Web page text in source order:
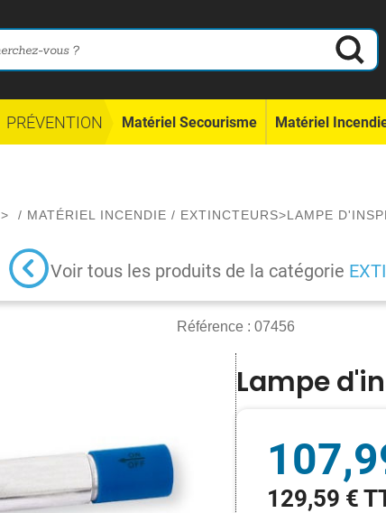
PRÉVENTION Matériel Secourisme Matériel
> / MATÉRIEL INCENDIE / EXTINCTEURS>LAMPE
Voir tous les produits de la catégorie
Référence : 07456
Lampe
129,59 €